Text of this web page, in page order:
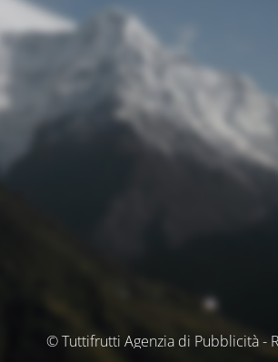
© Tuttifrutti Agenzia di Pubblicità -